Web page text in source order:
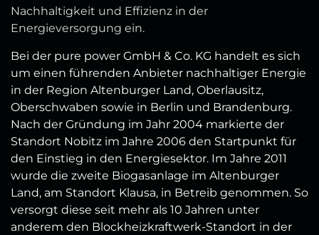
Nachhaltigkeit und Effizienz in der
Energieversorgung ein.
Bei der pure power GmbH & Co. KG handelt es sich
um einen führenden Anbieter nachhaltiger Energie
in der Region Altenburger Land, Oberlausitz,
Oberschwaben sowie in Berlin und Brandenburg.
Nach der Gründung im Jahr 2004 markierte der
Standort Nobitz im Jahre 2006 den Startpunkt für
den Einstieg in den Energiesektor. Im Jahre 2011
wurde die zweite Biogasanlage im Altenburger
Land, am Standort Klausa, in Betreib genommen. So
versorgt diese seit mehr als 10 Jahren unter
anderem den Blockheizkraftwerk-Standort in der